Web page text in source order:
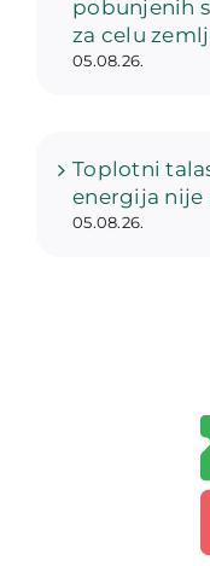
pobunjenih
za celu
05.08.26.
Toplotni
energija nije
05.08.26.